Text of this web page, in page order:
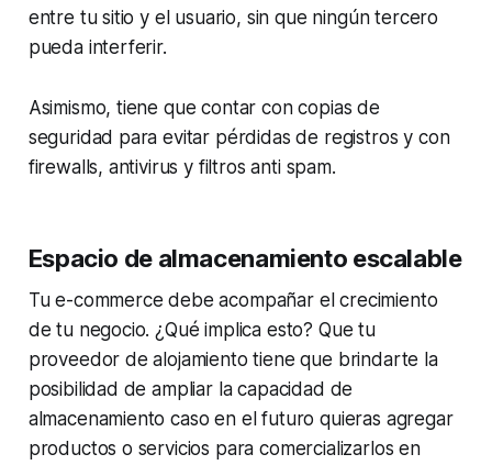
entre tu sitio y el usuario, sin que ningún tercero
pueda interferir.
Asimismo, tiene que contar con copias de
seguridad para evitar pérdidas de registros y con
firewalls, antivirus y filtros anti spam.
Espacio de almacenamiento escalable
Tu e-commerce debe acompañar el crecimiento
de tu negocio. ¿Qué implica esto? Que tu
proveedor de alojamiento tiene que brindarte la
posibilidad de ampliar la capacidad de
almacenamiento caso en el futuro quieras agregar
productos o servicios para comercializarlos en